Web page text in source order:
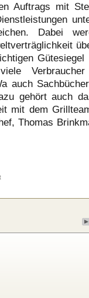
Auftrags mit
Dabei
Gütesiegel
Verbraucher
auch
gehört auch
mit dem
Thomas